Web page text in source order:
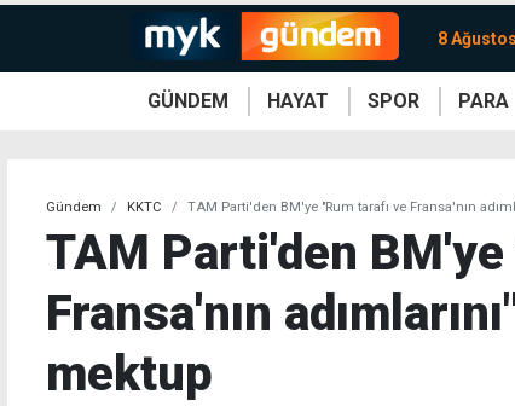
8
GÜNDEM HAYAT SPOR PARA
Gündem KKTC TAM Parti'den BM'ye "Rum tarafı ve Fransa'nın
TAM Parti'den BM'ye
Fransa'nın
mektup